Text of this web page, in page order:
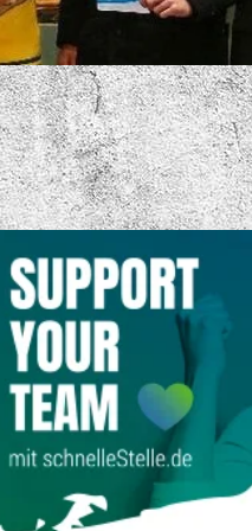
VIELFÄLTIGE
FC LOK LEIPZIG